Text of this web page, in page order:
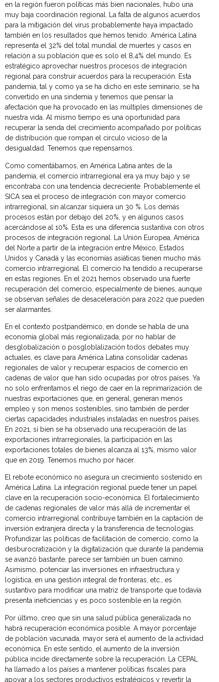
en la región fueron políticas más bien nacionales, hubo una
muy baja coordinación regional. La falta de algunos acuerdos
para la mitigación del virus probablemente haya impactado
también en los resultados que hemos tenido. América Latina
representa el 32% del total mundial de muertes y casos en
relación a su población que es solo el 8,4% del mundo. Es
estratégico aprovechar nuestros procesos de integración
regional para construir acuerdos para la recuperación. Esta
pandemia, tal y como ya se ha dicho en este seminario, se ha
convertido en una sindemia y tenemos que pensar la
afectación que ha provocado en las múltiples dimensiones de
nuestra vida. Al mismo tiempo es una oportunidad para
recuperar la senda del crecimiento acompañado por políticas
de distribución que rompan el circulo vicioso de la
desigualdad. Tenemos que repensarnos.
Como comentábamos, en América Latina antes de la
pandemia, el comercio intrarregional era ya muy bajo y se
encontraba con una tendencia decreciente. Probablemente el
SICA sea el proceso de integración con mayor comercio
intrarregional, sin alcanzar siquiera un 30 %. Los demás
procesos están por debajo del 20%, y en algunos casos
acercándose al 10%. Esta es una diferencia sustantiva con otros
procesos de integración regional. La Unión Europea, América
del Norte a partir de la integración entre México, Estados
Unidos y Canadá y las economías asiáticas tienen mucho más
comercio intrarregional. El comercio ha tendido a recuperarse
en estas regiones. En el 2021 hemos observado una fuerte
recuperación del comercio, especialmente de bienes, aunque
se observan señales de desaceleración para 2022 que pueden
ser alarmantes.
En el contexto postpandémico, en donde se habla de una
economía global más regionalizada, por no hablar de
desglobalización o posgloblalización todos debates muy
actuales, es clave para América Latina consolidar cadenas
regionales de valor y recuperar espacios de comercio en
cadenas de valor que han sido ocupadas por otros países. Ya
no solo enfrentamos el riego de caer en la reprimarización de
nuestras exportaciones que, en general, generan menos
empleo y son menos sostenibles, sino también de perder
ciertas capacidades industriales instaladas en nuestros países.
En 2021, si bien se ha observado una recuperación de las
exportaciones intrarregionales, la participación en las
exportaciones totales de bienes alcanza al 13%, mismo valor
que en 2019. Tenemos mucho por hacer.
El rebote económico no asegura un crecimiento sostenido en
América Latina. La integración regional puede tener un papel
clave en la recuperación socio-económica. El fortalecimiento
de cadenas regionales de valor más allá de incrementar el
comercio intrarregional contribuye también en la captación de
inversión extranjera directa y la transferencia de tecnologías.
Profundizar las políticas de facilitación de comercio, como la
desburocratización y la digitalización que durante la pandemia
se avanzó bastante, parece ser también un buen camino.
Asimismo, potenciar las inversiones en infraestructura y
logística, en una gestión integral de fronteras, etc., es
sustantivo para modificar una matriz de transporte que todavía
presenta ineficiencias y es poco sostenible en la región.
Por último, creo que sin una salud pública generalizada no
habrá recuperación económica posible. A mayor porcentaje
de población vacunada, mayor será el aumento de la actividad
económica. En este sentido, el aumento de la inversión
pública incide directamente sobre la recuperación. La CEPAL
ha llamado a los países a mantener políticas fiscales para
apoyar a los sectores productivos estratégicos y revertir la